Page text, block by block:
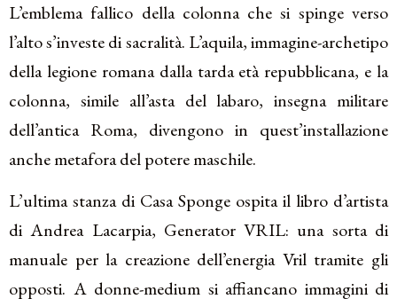
L’emblema fallico della colonna che si spinge verso
l’alto s’investe di sacralità. L’aquila, immagine-archetipo
della legione romana dalla tarda età repubblicana, e la
colonna, simile all’asta del labaro, insegna militare
dell’antica Roma, divengono in quest’installazione
anche metafora del potere maschile.
L’ultima stanza di Casa Sponge ospita il libro d’artista
di Andrea Lacarpia, Generator VRIL: una sorta di
manuale per la creazione dell’energia Vril tramite gli
opposti. A donne-medium si affiancano immagini di